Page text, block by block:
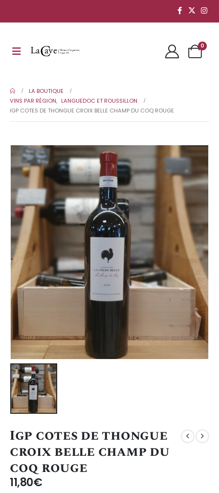
0
LA BOUTIQUE
VINS PAR RÉGION, LANGUEDOC ET ROUSSILLON
IGP COTES DE THONGUE CROIX BELLE CHAMP DU COQ ROUGE
Igp cotes de thongue
croix belle champ du
coq rouge
11,80€